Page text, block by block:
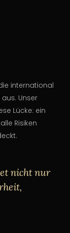
international
Unser
Lücke: ein
Risiken
nicht nur